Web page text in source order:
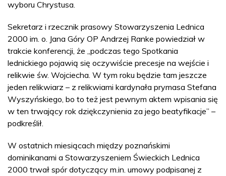
wyboru Chrystusa.
Sekretarz i rzecznik prasowy Stowarzyszenia Lednica
2000 im. o. Jana Góry OP Andrzej Ranke powiedział w
trakcie konferencji, że „podczas tego Spotkania
lednickiego pojawią się oczywiście precesje na wejście i
relikwie św. Wojciecha. W tym roku będzie tam jeszcze
jeden relikwiarz – z relikwiami kardynała prymasa Stefana
Wyszyńskiego, bo to też jest pewnym aktem wpisania się
w ten trwający rok dziękczynienia za jego beatyfikacje” –
podkreślił.
W ostatnich miesiącach między poznańskimi
dominikanami a Stowarzyszeniem Świeckich Lednica
2000 trwał spór dotyczący m.in. umowy podpisanej z